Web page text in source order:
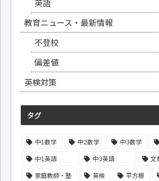
英語
教育ニュース・最新情報
不登校
偏差値
英検対策
タグ
中1数学 中2数学 中3数学
中1英語
中3英語
文
家庭教師・塾
英検 平方根